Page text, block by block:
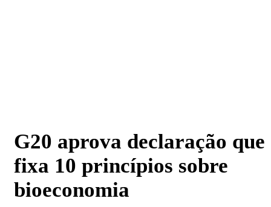
G20 aprova declaração que
fixa 10 princípios sobre
bioeconomia